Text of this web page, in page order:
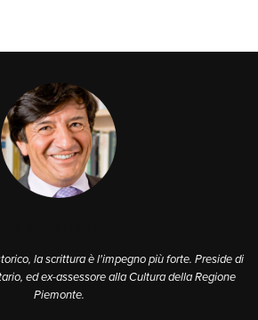
la scrittura è l'impegno più forte. Preside di
ed ex-assessore alla Cultura della Regione
Piemonte.